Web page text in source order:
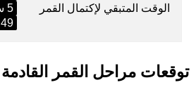
الوقت المتبقي لإكتمال القمر
5 ساعة
49 دقيقة
توقعات مراحل القمر القادمة